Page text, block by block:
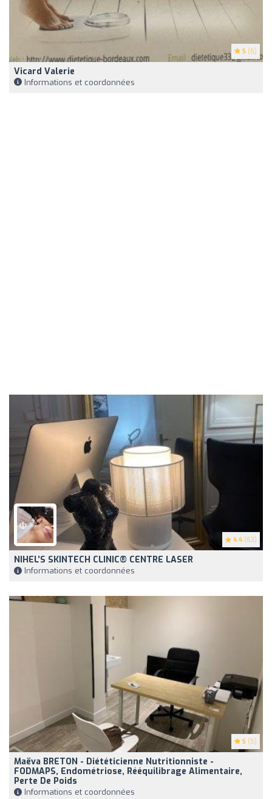
5 (5)
Vicard Valerie
Informations et coordonnées
4.4 (63)
NIHEL’S SKINTECH CLINIC®️ CENTRE LASER
Informations et coordonnées
5 (5)
Maëva BRETON - Diététicienne Nutritionniste -
FODMAPS, Endométriose, Rééquilibrage Alimentaire,
Perte De Poids
Informations et coordonnées